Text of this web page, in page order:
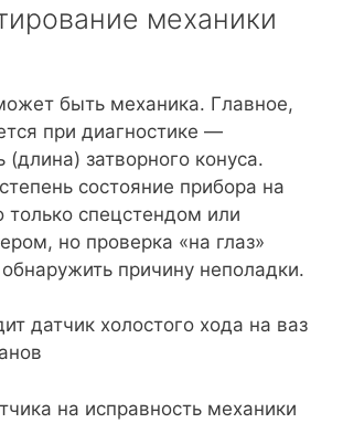
механики
быть механика. Главное,
при диагностике —
(длина) затворного конуса.
состояние прибора на
спецстендом или
но проверка «на глаз»
причину неполадки.
на исправность механики